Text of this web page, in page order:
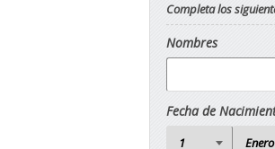
Completa los
Nombres
Fecha de